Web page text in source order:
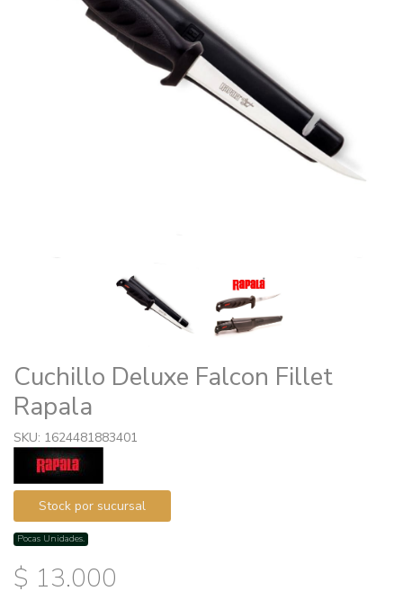
Cuchillo Deluxe Falcon Fillet
Rapala
SKU: 1624481883401
Stock por sucursal
Pocas Unidades.
$ 13.000